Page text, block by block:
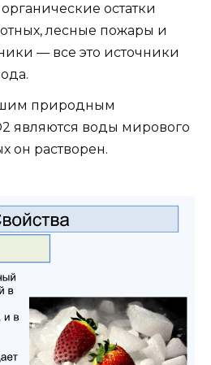
остатки
лесные пожары и
— все это источники
природным
являются воды мирового
он растворен.